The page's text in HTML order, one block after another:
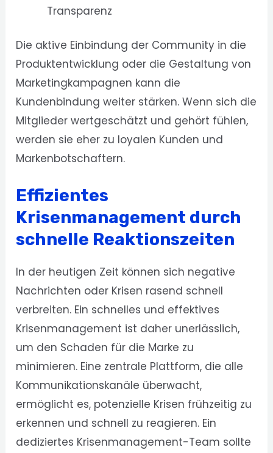
Transparenz
Die aktive Einbindung der Community in die
Produktentwicklung oder die Gestaltung von
Marketingkampagnen kann die
Kundenbindung weiter stärken. Wenn sich die
Mitglieder wertgeschätzt und gehört fühlen,
werden sie eher zu loyalen Kunden und
Markenbotschaftern.
Effizientes
Krisenmanagement durch
schnelle Reaktionszeiten
In der heutigen Zeit können sich negative
Nachrichten oder Krisen rasend schnell
verbreiten. Ein schnelles und effektives
Krisenmanagement ist daher unerlässlich,
um den Schaden für die Marke zu
minimieren. Eine zentrale Plattform, die alle
Kommunikationskanäle überwacht,
ermöglicht es, potenzielle Krisen frühzeitig zu
erkennen und schnell zu reagieren. Ein
dediziertes Krisenmanagement-Team sollte